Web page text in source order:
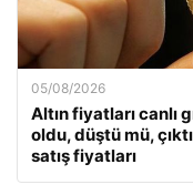
05/08/2026
Altın fiyatları canlı
oldu, düştü mü,
satış fiyatları